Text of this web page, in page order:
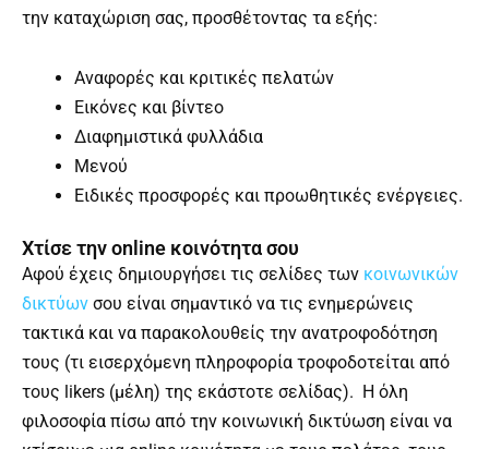
την καταχώριση σας, προσθέτοντας τα εξής:
Αναφορές και κριτικές πελατών
Εικόνες και βίντεο
Διαφημιστικά φυλλάδια
Μενού
Ειδικές προσφορές και προωθητικές ενέργειες.
Χτίσε την online κοινότητα σου
Αφού έχεις δημιουργήσει τις σελίδες των κοινωνικών
δικτύων σου είναι σημαντικό να τις ενημερώνεις
τακτικά και να παρακολουθείς την ανατροφοδότηση
τους (τι εισερχόμενη πληροφορία τροφοδοτείται από
τους likers (μέλη) της εκάστοτε σελίδας). Η όλη
φιλοσοφία πίσω από την κοινωνική δικτύωση είναι να